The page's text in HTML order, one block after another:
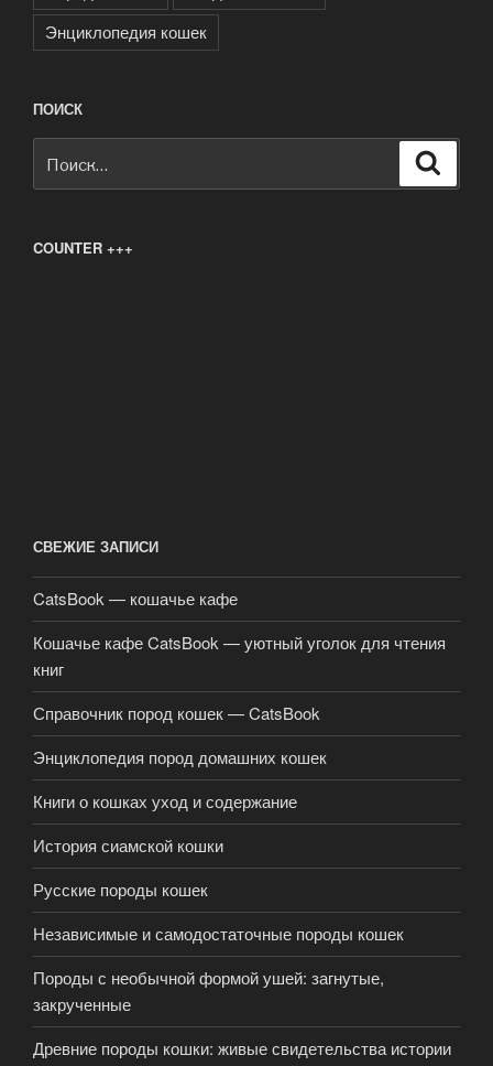
Энциклопедия кошек
ПОИСК
COUNTER +++
СВЕЖИЕ ЗАПИСИ
CatsBook — кошачье кафе
Кошачье кафе CatsBook — уютный уголок для чтения
книг
Справочник пород кошек — CatsBook
Энциклопедия пород домашних кошек
Книги о кошках уход и содержание
История сиамской кошки
Русские породы кошек
Независимые и самодостаточные породы кошек
Породы с необычной формой ушей: загнутые,
закрученные
Древние породы кошки: живые свидетельства истории